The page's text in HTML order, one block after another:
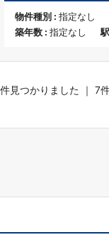
物件種別 : 指定なし
築年数 : 指定なし
件見つかりました ｜ 7